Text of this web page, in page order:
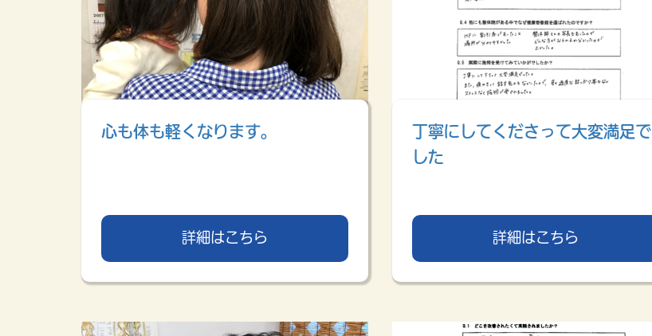
心も体も軽くなります。
詳細はこちら
丁寧にしてくださって大変満足で
した
詳細はこちら